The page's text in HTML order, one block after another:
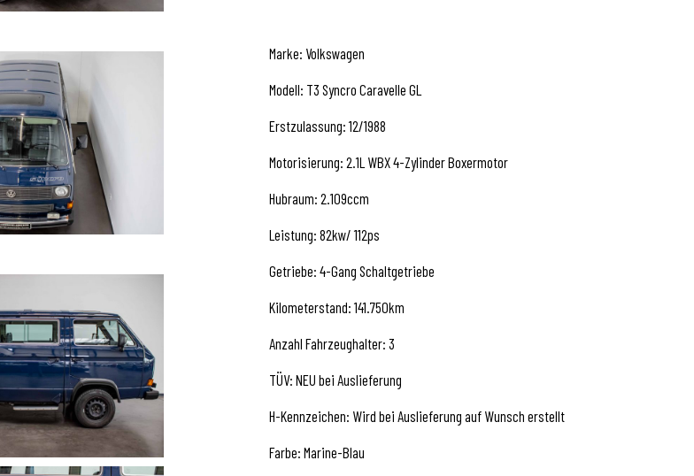
Marke: Volkswagen
Modell: T3 Syncro Caravelle GL
Erstzulassung: 12/1988
Motorisierung: 2.1L WBX 4-Zylinder Boxermotor
Hubraum: 2.109ccm
Leistung: 82kw/ 112ps
Getriebe: 4-Gang Schaltgetriebe
Kilometerstand: 141.750km
Anzahl Fahrzeughalter: 3
TÜV: NEU bei Auslieferung
H-Kennzeichen: Wird bei Auslieferung auf Wunsch erstellt
Farbe: Marine-Blau